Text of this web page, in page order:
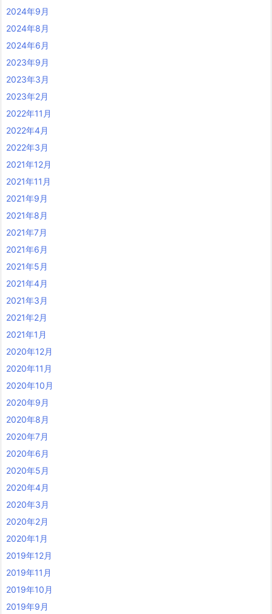
2024年9月
2024年8月
2024年6月
2023年9月
2023年3月
2023年2月
2022年11月
2022年4月
2022年3月
2021年12月
2021年11月
2021年9月
2021年8月
2021年7月
2021年6月
2021年5月
2021年4月
2021年3月
2021年2月
2021年1月
2020年12月
2020年11月
2020年10月
2020年9月
2020年8月
2020年7月
2020年6月
2020年5月
2020年4月
2020年3月
2020年2月
2020年1月
2019年12月
2019年11月
2019年10月
2019年9月